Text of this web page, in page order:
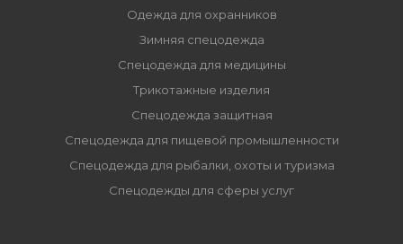
Одежда для охранников
Зимняя спецодежда
Спецодежда для медицины
Трикотажные изделия
Спецодежда защитная
Спецодежда для пищевой промышленности
Спецодежда для рыбалки, охоты и туризма
Спецодежды для сферы услуг